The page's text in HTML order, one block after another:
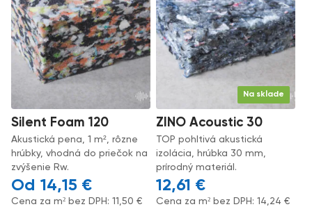
Silent Foam 120
Akustická pena, 1 m², rôzne
hrúbky, vhodná do priečok na
zvýšenie Rw.
14,15 €
Cena za m² bez DPH: 11,50 €
Na sklade
ZINO Acoustic 30
TOP pohltivá akustická
izolácia, hrúbka 30 mm,
prírodný materiál.
12,61 €
Cena za m² bez DPH: 14,24 €